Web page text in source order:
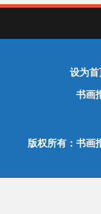
设为首
书画
版权所有：书